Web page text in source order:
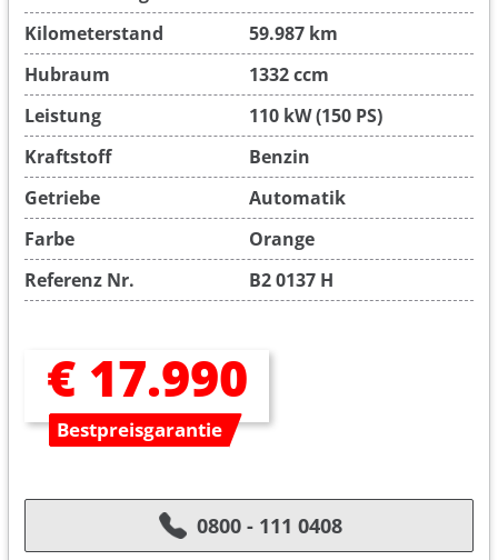
Kilometerstand
59.987 km
Hubraum
1332 ccm
Leistung
110 kW (150 PS)
Kraftstoff
Benzin
Getriebe
Automatik
Farbe
Orange
Referenz Nr.
B2 0137 H
€ 17.990
Bestpreisgarantie
0800 - 111 0408